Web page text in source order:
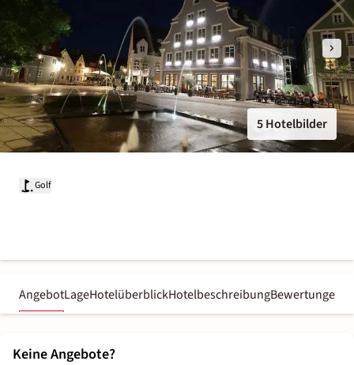
5 Hotelbilder
Golf
AngebotLageHotelüberblickHotelbeschreibungBewertungen
Keine Angebote?